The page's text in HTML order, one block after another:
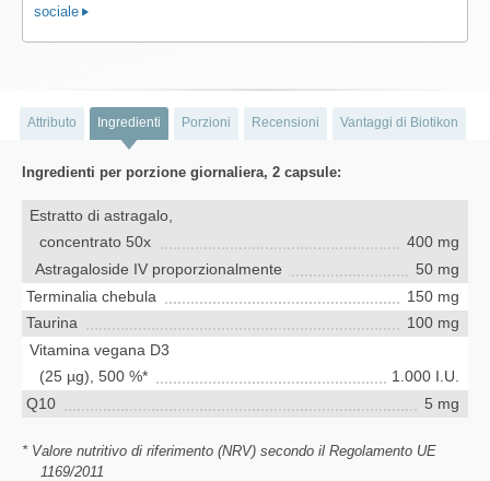
sociale
Attributo Ingredienti Porzioni Recensioni Vantaggi di Biotikon
Ingredienti per porzione giornaliera, 2 capsule:
Estratto di astragalo,
concentrato 50x
400 mg
Astragaloside IV proporzionalmente
50 mg
Terminalia chebula
150 mg
Taurina
100 mg
Vitamina vegana D3
(25 µg), 500 %*
1.000 I.U.
Q10
5 mg
* Valore nutritivo di riferimento (NRV) secondo il Regolamento UE
1169/2011